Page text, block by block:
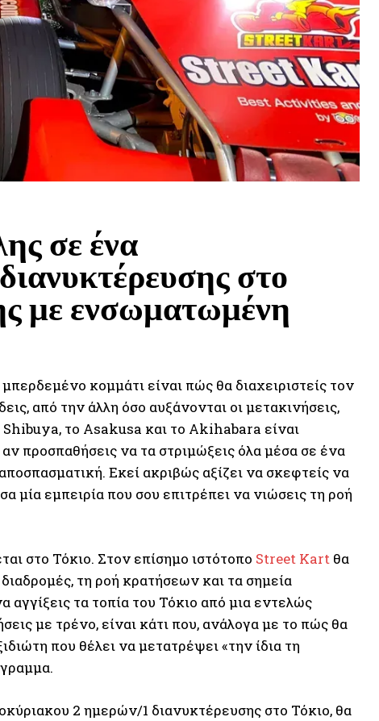
σε ένα
στο
με ενσωματωμένη
κομμάτι είναι πώς θα διαχειριστείς τον
από την άλλη όσο αυξάνονται οι μετακινήσεις,
Shibuya, το Asakusa και το Akihabara είναι
προσπαθήσεις να τα στριμώξεις όλα μέσα σε ένα
Εκεί ακριβώς αξίζει να σκεφτείς να
μία εμπειρία που σου επιτρέπει να νιώσεις τη ροή
στο Τόκιο. Στον επίσημο ιστότοπο Street Kart θα
τη ροή κρατήσεων και τα σημεία
τα τοπία του Τόκιο από μια εντελώς
με τρένο, είναι κάτι που, ανάλογα με το πώς θα
που θέλει να μετατρέψει «την ίδια τη
2 ημερών/1 διανυκτέρευσης στο Τόκιο, θα